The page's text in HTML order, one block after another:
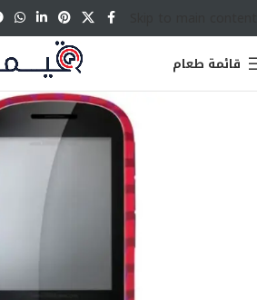
قائمة طعام